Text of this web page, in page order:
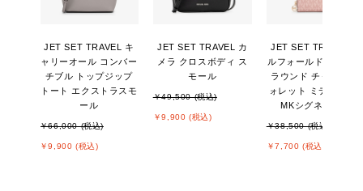
JET SET TRAVEL キ
ャリーオール コンバー
チブル トップジップ
トート エクストラスモ
ール
￥66,000 (税込)
￥9,900 (税込)
JET SET TRAVEL カ
メラ クロスボディ ス
モール
￥49,500 (税込)
￥9,900 (税込)
JET SET TRAVEL ビ
ルフォールド ジップ
ラウンド チャーム ウ
ォレット ミディアム -
MKシグネチャー
￥38,500 (税込)
￥7,700 (税込)